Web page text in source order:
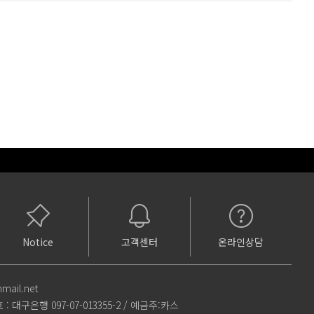
Notice 고객센터 온라인상담
: 대구은행 097-07-013355-2 / 예금주:카스